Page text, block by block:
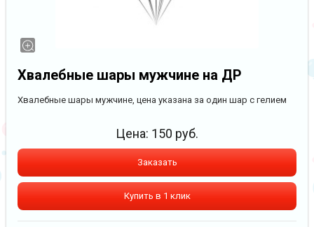
Хвалебные шары мужчине на ДР
Хвалебные шары мужчине, цена указана за один шар с гелием
Цена: 150 руб.
Заказать
Купить в 1 клик